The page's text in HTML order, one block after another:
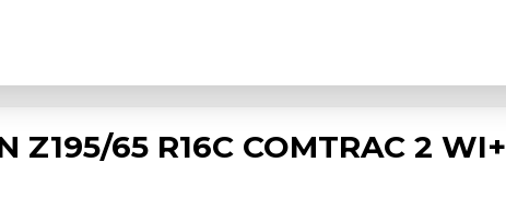
Z195/65 R16C COMTRAC 2 WI+